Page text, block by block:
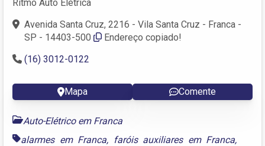
Ritmo Auto Elétrica
Avenida Santa Cruz, 2216 - Vila Santa Cruz - Franca -
SP - 14403-500
Endereço copiado!
(16) 3012-0122
Mapa Comente
Auto-Elétrico em Franca
alarmes em Franca, faróis auxiliares em Franca,